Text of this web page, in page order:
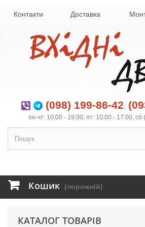
Контакти Доставка
(098) 199-86-42,
пн-чт: 10:00 - 19:00, пт: 10:00 - 17:00, сб
Кошик (порожній)
КАТАЛОГ ТОВАРІВ